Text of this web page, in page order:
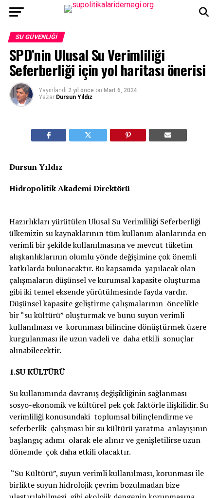
SU GÜVENLIĞI
SPD’nin Ulusal Su Verimliliği
Seferberliği için yol haritası önerisi
Yayınlandı 2 yıl önce on Mart 6, 2024
Yazar Dursun Yıldız
Dursun Yıldız
Hidropolitik Akademi Direktörü
Hazırlıkları yürütülen Ulusal Su Verimliliği Seferberliği
ülkemizin su kaynaklarının tüm kullanım alanlarında en
verimli bir şekilde kullanılmasına ve mevcut tüketim
alışkanlıklarının olumlu yönde değişimine çok önemli
katkılarda bulunacaktır. Bu kapsamda yapılacak olan
çalışmaların düşünsel ve kurumsal kapasite oluşturma
gibi iki temel eksende yürütülmesinde fayda vardır.
Düşünsel kapasite geliştirme çalışmalarının öncelikle
bir “su kültürü” oluşturmak ve bunu suyun verimli
kullanılması ve korunması bilincine dönüştürmek üzere
kurgulanması ile uzun vadeli ve daha etkili sonuçlar
alınabilecektir.
1.SU KÜLTÜRÜ
Su kullanımında davranış değişikliğinin sağlanması
sosyo-ekonomik ve kültürel pek çok faktörle ilişkilidir. Su
verimliliği konusundaki toplumsal bilinçlendirme ve
seferberlik çalışması bir su kültürü yaratma anlayışının
başlangıç adımı olarak ele alınır ve genişletilirse uzun
dönemde çok daha etkili olacaktır.
“Su Kültürü”, suyun verimli kullanılması, korunması ile
birlikte suyun hidrolojik çevrim bozulmadan bize